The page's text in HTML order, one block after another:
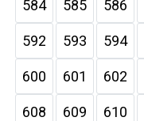
584 585 586
592 593 594
600 601 602
608 609 610